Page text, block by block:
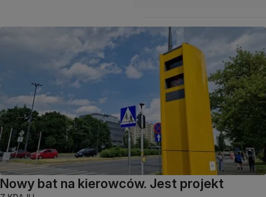
Nowy bat na kierowców. Jest projekt